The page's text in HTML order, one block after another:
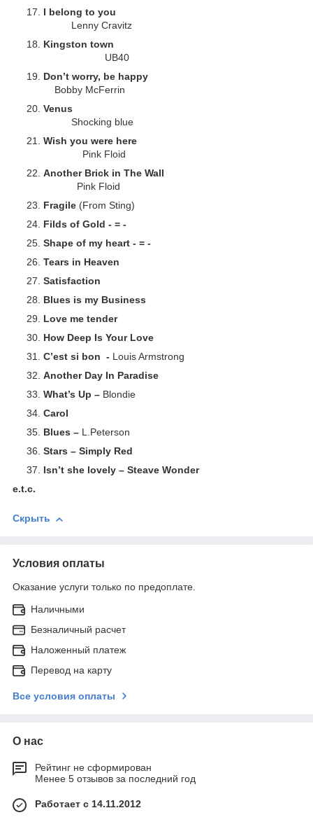
I belong to you
Lenny Cravitz
Kingston town
UB40
Don’t worry, be happy
Bobby McFerrin
Venus
Shocking blue
Wish you were here
Pink Floid
Another Brick in The Wall
Pink Floid
Fragile (From Sting)
Filds of Gold - = -
Shape of my heart - = -
Tears in Heaven
Satisfaction
Blues is my Business
Love me tender
How Deep Is Your Love
C’est si bon - Louis Armstrong
Another Day In Paradise
What’s Up – Blondie
Carol
Blues – L.Peterson
Stars – Simply Red
Isn’t she lovely – Steave Wonder
e.t.c.
Скрыть
Условия оплаты
Оказание услуги только по предоплате.
Наличными
Безналичный расчет
Наложенный платеж
Перевод на карту
Все условия оплаты
О нас
Рейтинг не сформирован
Менее 5 отзывов за последний год
Работает с 14.11.2012